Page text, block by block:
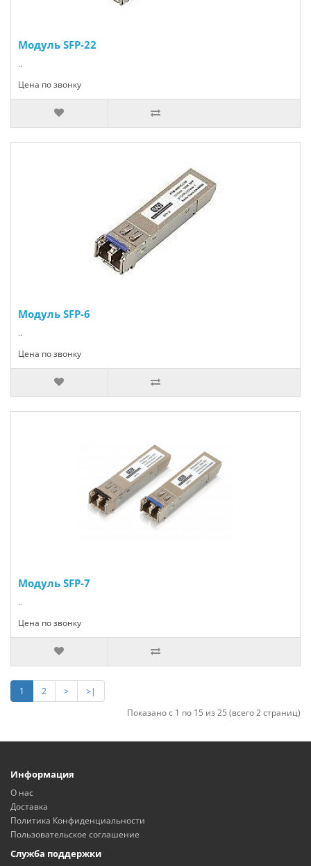
Модуль SFP-22
..
Цена по звонку
Модуль SFP-6
..
Цена по звонку
Модуль SFP-7
..
Цена по звонку
1 2 >
>|
Показано с 1 по 15 из 25 (всего 2 страниц)
Информация
О нас
Доставка
Политика Конфиденциальности
Пользовательское соглашение
Служба поддержки